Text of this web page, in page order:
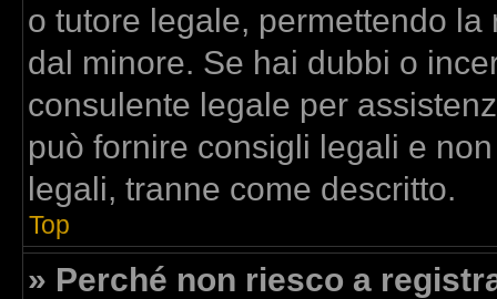
o tutore legale, permettendo
dal minore. Se hai dubbi o
consulente legale per
può fornire consigli legali e
legali, tranne come descritto.
Top
» Perché non riesco a